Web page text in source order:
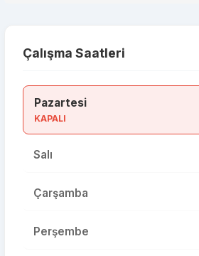
Çalışma Saatleri
Pazartesi
KAPALI
Salı
Çarşamba
Perşembe